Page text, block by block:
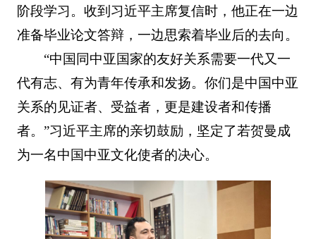
阶段学习。收到习近平主席复信时，他正在一边
准备毕业论文答辩，一边思索着毕业后的去向。
“中国同中亚国家的友好关系需要一代又一
代有志、有为青年传承和发扬。你们是中国中亚
关系的见证者、受益者，更是建设者和传播
者。”习近平主席的亲切鼓励，坚定了若贺曼成
为一名中国中亚文化使者的决心。